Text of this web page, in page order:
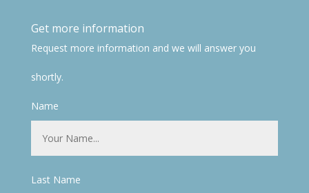
Get more information
Request more information and we will answer you
shortly.
Name
Last Name